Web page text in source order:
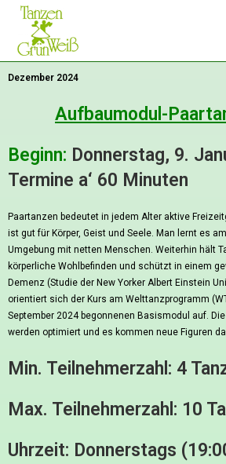
Dezember 2024
Aufbaumodul-
Beginn: Donnerstag, 9.
Termine a‘ 60 Minuten
Paartanzen bedeutet in jedem Alter aktive
ist gut für Körper, Geist und Seele. Man lernt es
Umgebung mit netten Menschen. Weiterhin hält
körperliche Wohlbefinden und schützt in einem
Demenz (Studie der New Yorker Albert Einstein
orientiert sich der Kurs am Welttanzprogramm
September 2024 begonnenen Basismodul auf.
werden optimiert und es kommen neue Figuren
Min. Teilnehmerzahl: 4
Max. Teilnehmerzahl: 10
Uhrzeit: Donnerstags